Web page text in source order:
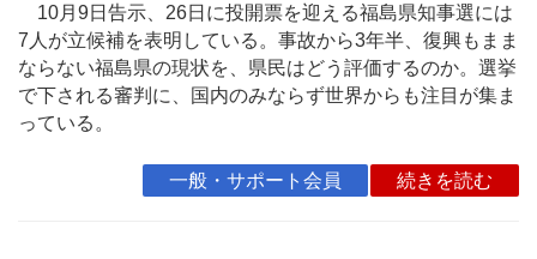
10月9日告示、26日に投開票を迎える福島県知事選には
7人が立候補を表明している。事故から3年半、復興もまま
ならない福島県の現状を、県民はどう評価するのか。選挙
で下される審判に、国内のみならず世界からも注目が集ま
っている。
一般・サポート会員 続きを読む